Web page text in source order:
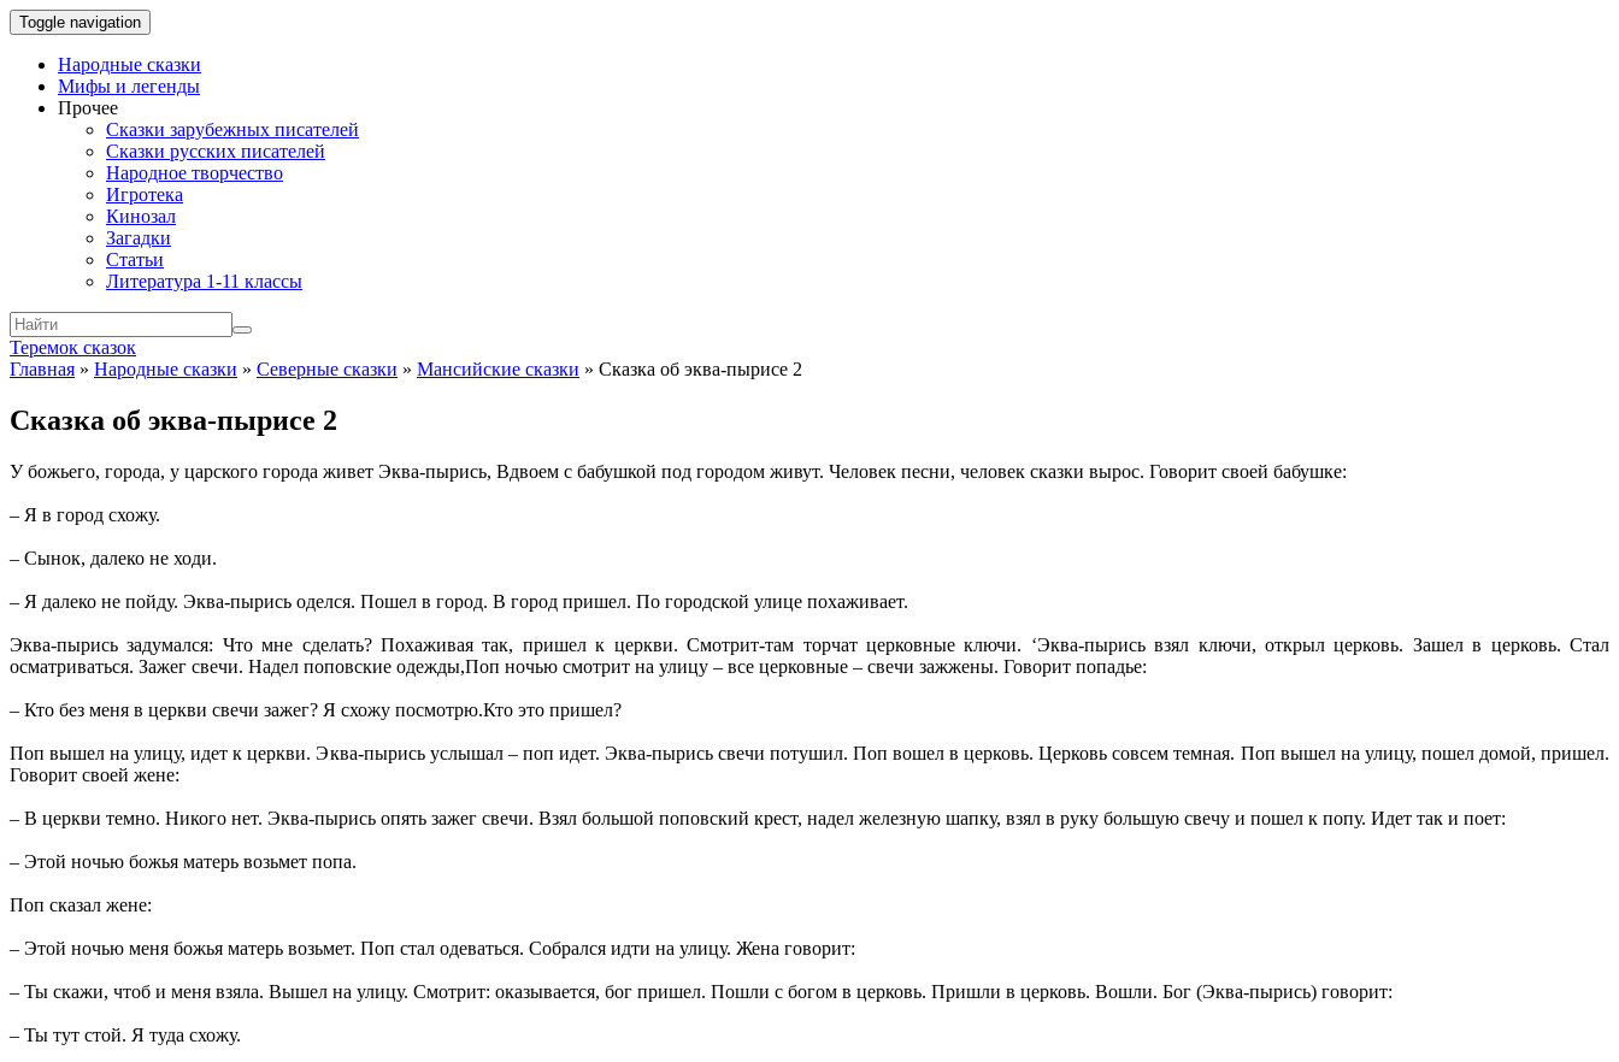
Toggle navigation
Народные сказки
Мифы и легенды
Прочее
Сказки зарубежных писателей
Сказки русских писателей
Народное творчество
Игротека
Кинозал
Загадки
Статьи
Литература 1-11 классы
Теремок сказок
Главная » Народные сказки » Северные сказки » Мансийские сказки » Сказка об эква-пырисе 2
Сказка об эква-пырисе 2
У божьего, города, у царского города живет Эква-пырись, Вдвоем с бабушкой под городом живут. Человек песни, человек сказки вырос. Говорит своей бабушке:
– Я в город схожу.
– Сынок, далеко не ходи.
– Я далеко не пойду. Эква-пырись оделся. Пошел в город. В город пришел. По городской улице похаживает.
Эква-пырись задумался: Что мне сделать? Похаживая так, пришел к церкви. Смотрит-там торчат церковные ключи. ‘Эква-пырись взял ключи, открыл церковь. Зашел в церковь. Стал
осматриваться. Зажег свечи. Надел поповские одежды,Поп ночью смотрит на улицу – все церковные – свечи зажжены. Говорит попадье:
– Кто без меня в церкви свечи зажег? Я схожу посмотрю.Кто это пришел?
Поп вышел на улицу, идет к церкви. Эква-пырись услышал – поп идет. Эква-пырись свечи потушил. Поп вошел в церковь. Церковь совсем темная. Поп вышел на улицу, пошел домой, пришел.
Говорит своей жене:
– В церкви темно. Никого нет. Эква-пырись опять зажег свечи. Взял большой поповский крест, надел железную шапку, взял в руку большую свечу и пошел к попу. Идет так и поет:
– Этой ночью божья матерь возьмет попа.
Поп сказал жене:
– Этой ночью меня божья матерь возьмет. Поп стал одеваться. Собрался идти на улицу. Жена говорит:
– Ты скажи, чтоб и меня взяла. Вышел на улицу. Смотрит: оказывается, бог пришел. Пошли с богом в церковь. Пришли в церковь. Вошли. Бог (Эква-пырись) говорит:
– Ты тут стой. Я туда схожу.